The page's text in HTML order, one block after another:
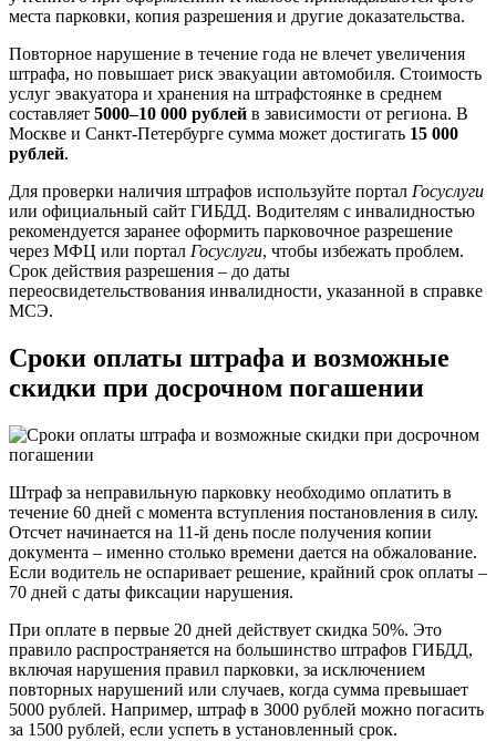
места парковки, копия разрешения и другие доказательства.
Повторное нарушение в течение года не влечет увеличения
штрафа, но повышает риск эвакуации автомобиля. Стоимость
услуг эвакуатора и хранения на штрафстоянке в среднем
составляет 5000–10 000 рублей в зависимости от региона. В
Москве и Санкт-Петербурге сумма может достигать 15 000
рублей.
Для проверки наличия штрафов используйте портал Госуслуги
или официальный сайт ГИБДД. Водителям с инвалидностью
рекомендуется заранее оформить парковочное разрешение
через МФЦ или портал Госуслуги, чтобы избежать проблем.
Срок действия разрешения – до даты
переосвидетельствования инвалидности, указанной в справке
МСЭ.
Сроки оплаты штрафа и возможные
скидки при досрочном погашении
Штраф за неправильную парковку необходимо оплатить в
течение 60 дней с момента вступления постановления в силу.
Отсчет начинается на 11-й день после получения копии
документа – именно столько времени дается на обжалование.
Если водитель не оспаривает решение, крайний срок оплаты –
70 дней с даты фиксации нарушения.
При оплате в первые 20 дней действует скидка 50%. Это
правило распространяется на большинство штрафов ГИБДД,
включая нарушения правил парковки, за исключением
повторных нарушений или случаев, когда сумма превышает
5000 рублей. Например, штраф в 3000 рублей можно погасить
за 1500 рублей, если успеть в установленный срок.